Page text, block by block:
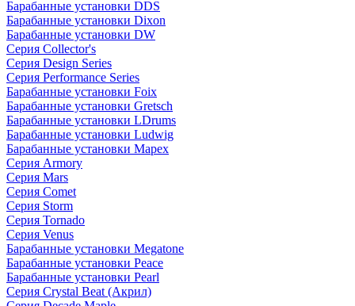
Барабанные установки DDS
Барабанные установки Dixon
Барабанные установки DW
Серия Collector's
Серия Design Series
Серия Performance Series
Барабанные установки Foix
Барабанные установки Gretsch
Барабанные установки LDrums
Барабанные установки Ludwig
Барабанные установки Mapex
Серия Armory
Серия Mars
Серия Comet
Серия Storm
Серия Tornado
Серия Venus
Барабанные установки Megatone
Барабанные установки Peace
Барабанные установки Pearl
Серия Crystal Beat (Акрил)